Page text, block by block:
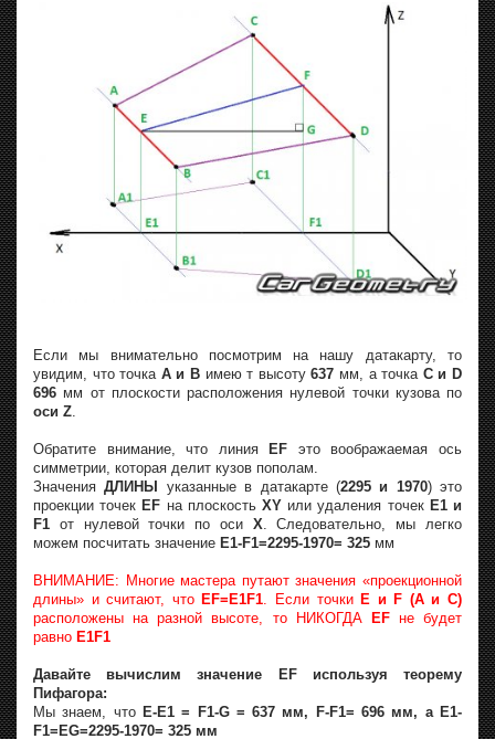
Если мы внимательно посмотрим на нашу датакарту, то
увидим, что точка A и B имею т высоту637 мм, а точка С и D
696 мм от плоскости расположения нулевой точки кузова по
оси Z
Обратите внимание, что линияEF это воображаемая ось
симметрии, которая делит кузов пополам.
ЗначенияДЛИНЫ указанные в датакарте (2295 и 1970) это
проекции точекEF на плоскостьXY или удаления точек E1 и
F1 от нулевой точки по оси X . Следовательно, мы легко
можем посчитать значение E1-F1=2295-1970= 325 мм
ВНИМАНИЕ: Многие мастера путают значения «проекционной
длины» и считают, чтоEF=E1F1 . Если точкиE и F (A и C)
расположены на разной высоте, то НИКОГДА EFне будет
равно E1F1
Давайте вычислим значение EF используя теорему
Пифагора:
Мы знаем, что E-E1 = F1-G = 637 мм, F-F1= 696 мм, а E1-
F1=EG=2295-1970= 325 мм